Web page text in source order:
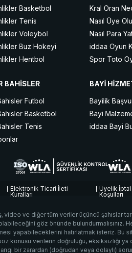
Basketbol
Tenis
Voleybol
Buz Hokeyi
Hentbol
MMA
Masa Tenisi
Motor Sporları
BAHİSLER
Futbol
Basketbol
Tenis
Kral Oran
Nasıl Üye
Nasıl Para
iddaa Oyun
Spor Toto
iddaa Nedir?
Canlı iddaa
Spor
BAYİ
Bayilik
Bayi
iddaa Bayi
Elektronik Ticari İleti
Kuralları
Üyelik İptal
Koşulları
ve diğer tüm veriler üçüncü şahıslar
göz önünde bulundurmalısınız.
yapabileceklerini hatırlatmak isteriz. Bu
konusu verilerin doğruluğu, eksiksizliği
bir zarardan (doğrudan veya dolaylı)